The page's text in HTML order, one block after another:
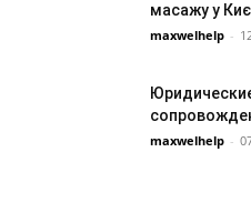
масажу у
maxwelhelp -
maxwelhelp -